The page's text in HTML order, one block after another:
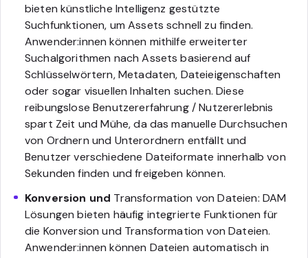
bieten künstliche Intelligenz gestützte
Suchfunktionen, um Assets schnell zu finden.
Anwender:innen können mithilfe erweiterter
Suchalgorithmen nach Assets basierend auf
Schlüsselwörtern, Metadaten, Dateieigenschaften
oder sogar visuellen Inhalten suchen. Diese
reibungslose Benutzererfahrung / Nutzererlebnis
spart Zeit und Mühe, da das manuelle Durchsuchen
von Ordnern und Unterordnern entfällt und
Benutzer verschiedene Dateiformate innerhalb von
Sekunden finden und freigeben können.
Konversion und Transformation von Dateien: DAM
Lösungen bieten häufig integrierte Funktionen für
die Konversion und Transformation von Dateien.
Anwender:innen können Dateien automatisch in